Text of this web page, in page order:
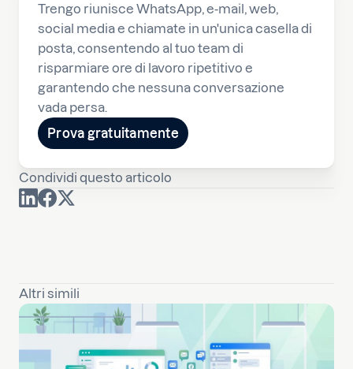
Trengo riunisce WhatsApp, e-mail, web,
social media e chiamate in un'unica casella di
posta, consentendo al tuo team di
risparmiare ore di lavoro ripetitivo e
garantendo che nessuna conversazione
vada persa.
Prova gratuitamente
Condividi questo articolo
Altri simili